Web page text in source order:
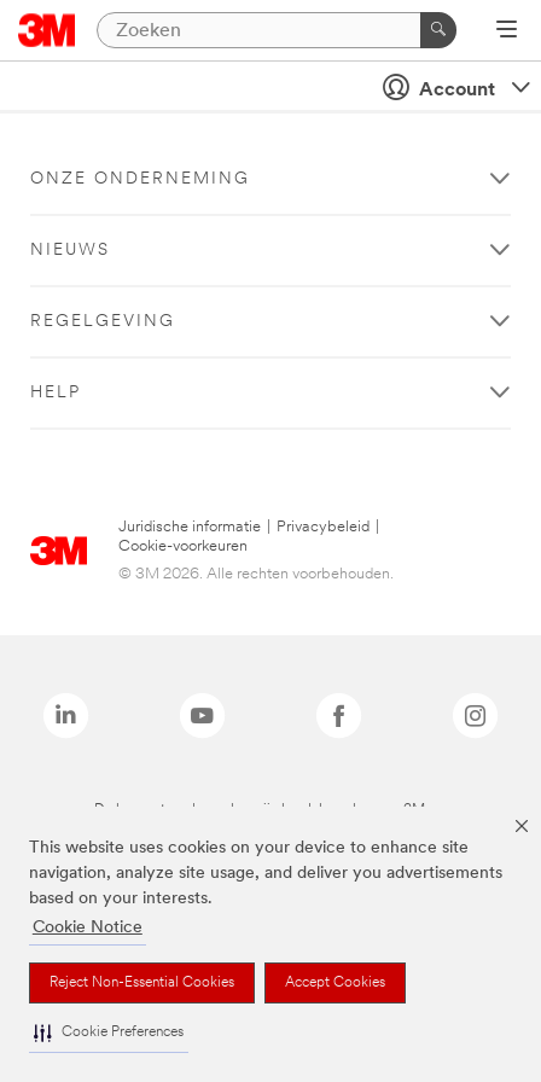
This website uses cookies on your device to enhance site
navigation, analyze site usage, and deliver you advertisements
based on your interests.
Cookie Notice
Reject Non-Essential Cookies Accept Cookies
Cookie Preferences
Account
ONZE ONDERNEMING
NIEUWS
REGELGEVING
HELP
Juridische informatie Privacybeleid
Cookie-voorkeuren
© 3M 2026. Alle rechten voorbehouden.
De bovenstaande merken zijn handelsmerken van 3M.we